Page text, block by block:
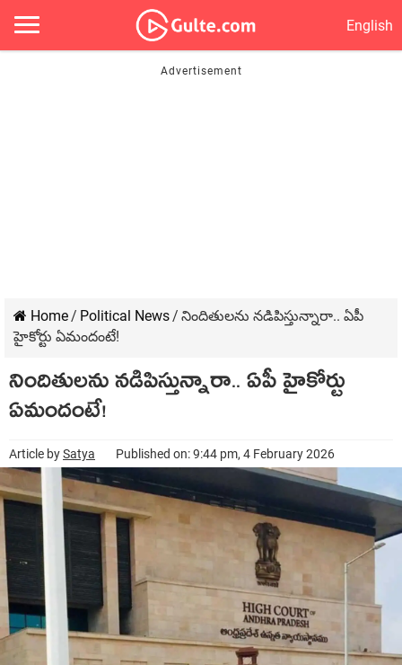
English
Home/ Political News/ నిందితులను నడిపిస్తున్నారా.. ఏపీ
హైకోర్టు ఏమందంటే!
నిందితులను నడిపిస్తున్నారా.. ఏపీ హైకోర్టు
ఏమందంటే!
Article bySatya Published on: 9:44 pm, 4 February 2026